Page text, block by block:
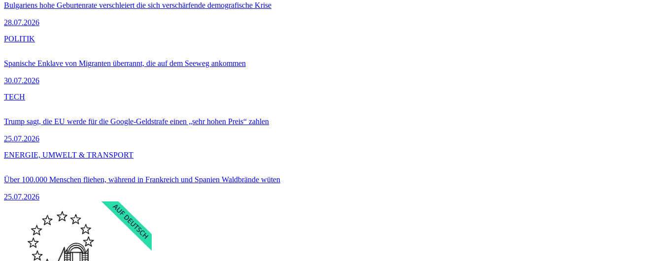
Bulgariens hohe Geburtenrate verschleiert die sich verschärfende demografische Krise
28.07.2026
Spanische Enklave von Migranten überrannt, die auf dem Seeweg ankommen
30.07.2026
POLITIK
Trump sagt, die EU werde für die Google-Geldstrafe einen „sehr hohen Preis“ zahlen
25.07.2026
TECH
Über 100.000 Menschen fliehen, während in Frankreich und Spanien Waldbrände wüten
25.07.2026
ENERGIE, UMWELT & TRANSPORT